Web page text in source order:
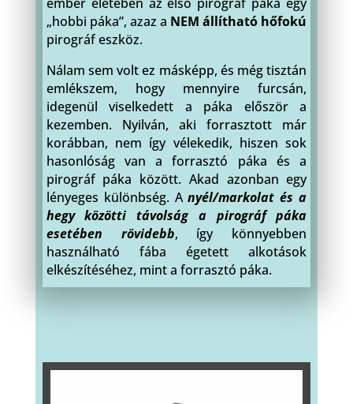
„hobbi páka”, azaz a NEM állítható hőfokú
pirográf eszköz.
Nálam sem volt ez másképp, és még tisztán
emlékszem, hogy mennyire furcsán,
idegenül viselkedett a páka először a
kezemben. Nyilván, aki forrasztott már
korábban, nem így vélekedik, hiszen sok
hasonlóság van a forrasztó páka és a
pirográf páka között. Akad azonban egy
lényeges különbség. Anyél/markolat és a
hegy közötti távolság a pirográf páka
esetében rövidebb, így könnyebben
használható fába égetett alkotások
elkészítéséhez, mint a forrasztó páka.